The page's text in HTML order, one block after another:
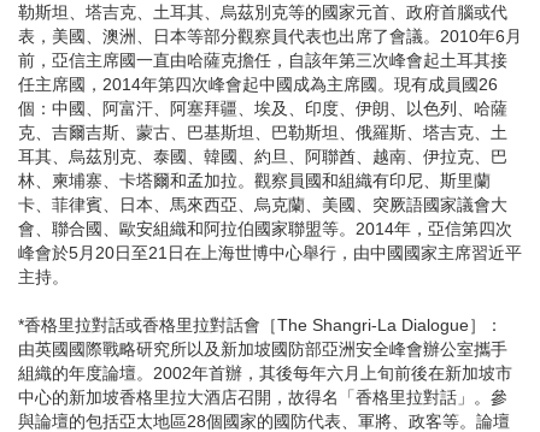
勒斯坦、塔吉克、土耳其、烏茲別克等的國家元首、政府首腦或代
表，美國、澳洲、日本等部分觀察員代表也出席了會議。2010年6月
前，亞信主席國一直由哈薩克擔任，自該年第三次峰會起土耳其接
任主席國，2014年第四次峰會起中國成為主席國。現有成員國26
個：中國、阿富汗、阿塞拜疆、埃及、印度、伊朗、以色列、哈薩
克、吉爾吉斯、蒙古、巴基斯坦、巴勒斯坦、俄羅斯、塔吉克、土
耳其、烏茲別克、泰國、韓國、約旦、阿聯酋、越南、伊拉克、巴
林、柬埔寨、卡塔爾和孟加拉。觀察員國和組織有印尼、斯里蘭
卡、菲律賓、日本、馬來西亞、烏克蘭、美國、突厥語國家議會大
會、聯合國、歐安組織和阿拉伯國家聯盟等。2014年，亞信第四次
峰會於5月20日至21日在上海世博中心舉行，由中國國家主席習近平
主持。
*香格里拉對話或香格里拉對話會［The Shangri-La Dialogue］：
由英國國際戰略研究所以及新加坡國防部亞洲安全峰會辦公室攜手
組織的年度論壇。2002年首辦，其後每年六月上旬前後在新加坡市
中心的新加坡香格里拉大酒店召開，故得名「香格里拉對話」。參
與論壇的包括亞太地區28個國家的國防代表、軍將、政客等。論壇